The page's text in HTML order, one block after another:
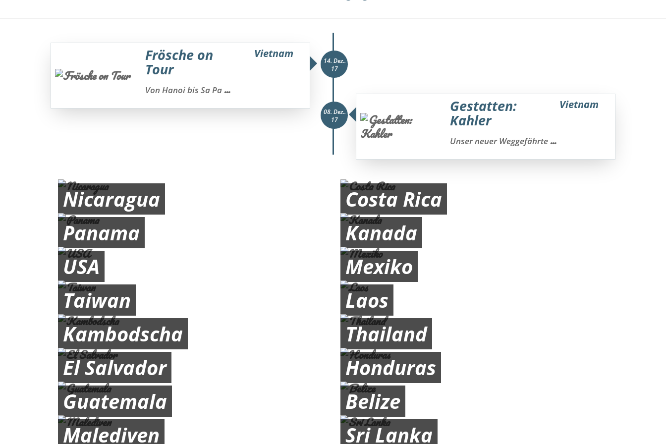
14. Dez..
17
Frösche on
Tour
Vietnam
Von Hanoi bis Sa Pa...
08. Dez..
17
Gestatten:
Kahler
Vietnam
Unser neuer Weggefährte...
Nicaragua
Costa Rica
Panama
Kanada
USA
Mexiko
Taiwan
Laos
Kambodscha
Thailand
El Salvador
Honduras
Guatemala
Belize
Malediven
Sri Lanka